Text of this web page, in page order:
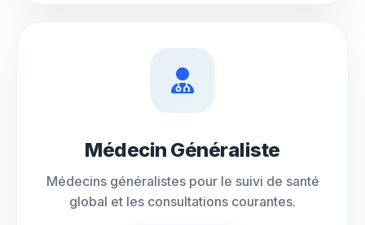
Médecin Généraliste
Médecins généralistes pour le suivi de santé
global et les consultations courantes.